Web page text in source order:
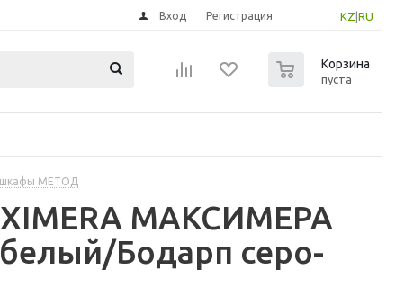
KZ RU
Вход Регистрация
Корзина
пуста
шкафы МЕТОД
МАКСИМЕРА
Бодарп серо-